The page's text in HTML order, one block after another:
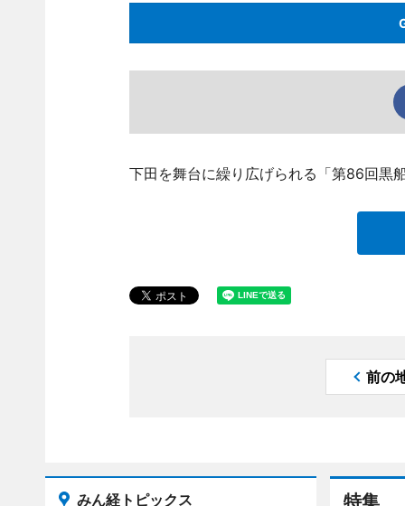
下田を舞台に繰り広げられる「第86回黒
前の
特集
みん経トピックス